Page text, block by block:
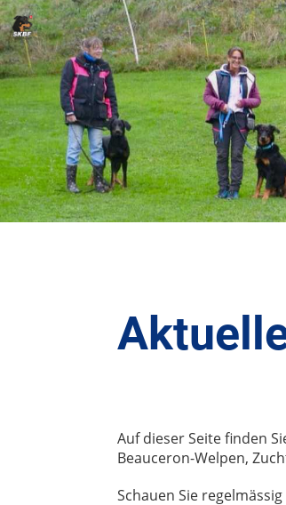
Auf dieser Seite finden
Beauceron-Welpen,
Schauen Sie